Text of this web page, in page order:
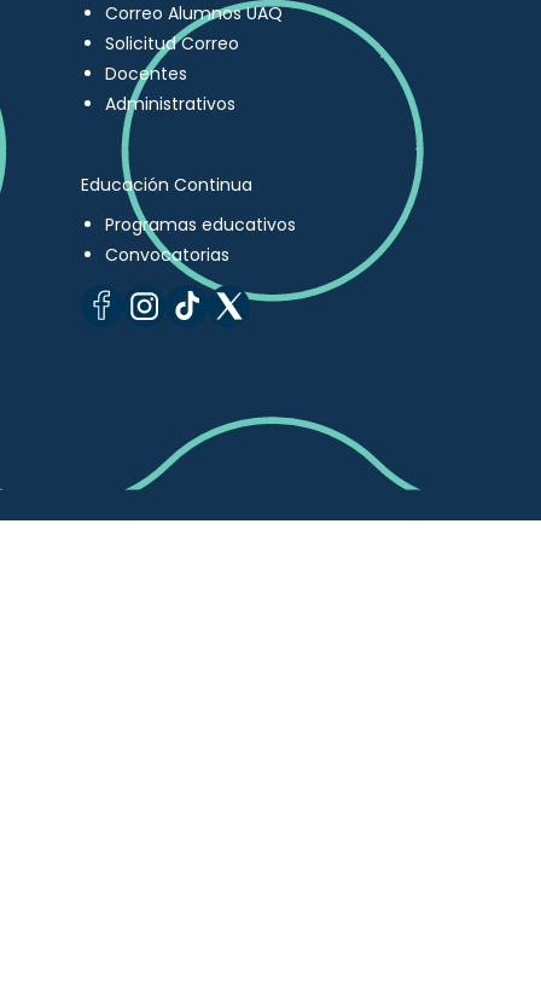
Correo Alumnos UAQ
Solicitud Correo
Docentes
Administrativos
Educación Continua
Programas educativos
Convocatorias